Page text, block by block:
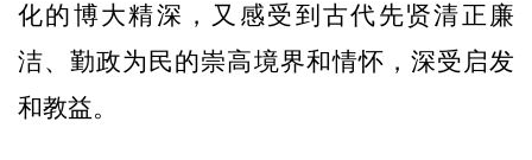
化的博大精深，又感受到古代先贤清正廉
洁、勤政为民的崇高境界和情怀，深受启发
和教益。